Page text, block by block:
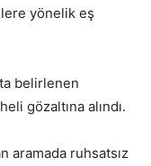
yönelik eş
belirlenen
gözaltına alındı.
aramada ruhsatsız